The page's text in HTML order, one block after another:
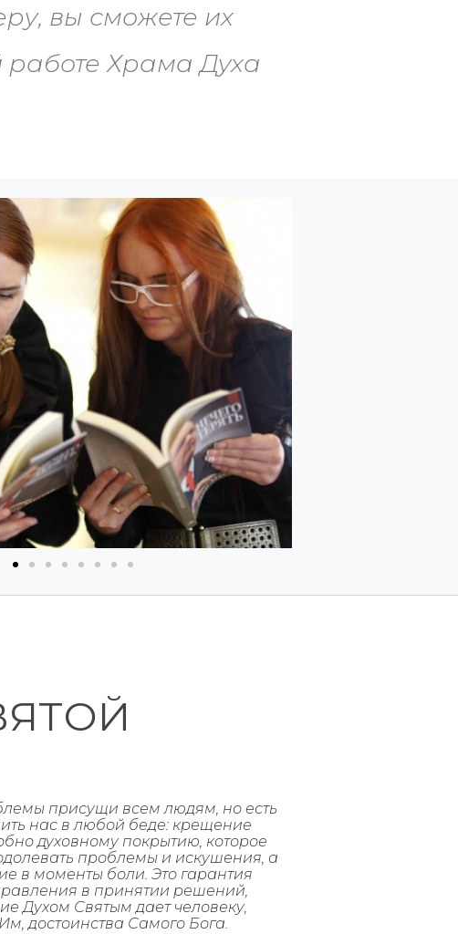
вы сможете их
работе Храма Духа
присущи всем людям, но есть
нас в любой беде: крещение
духовному покрытию, которое
проблемы и искушения, а
в моменты боли. Это гарантия
в принятии решений,
Духом Святым дает человеку,
достоинства Самого Бога.